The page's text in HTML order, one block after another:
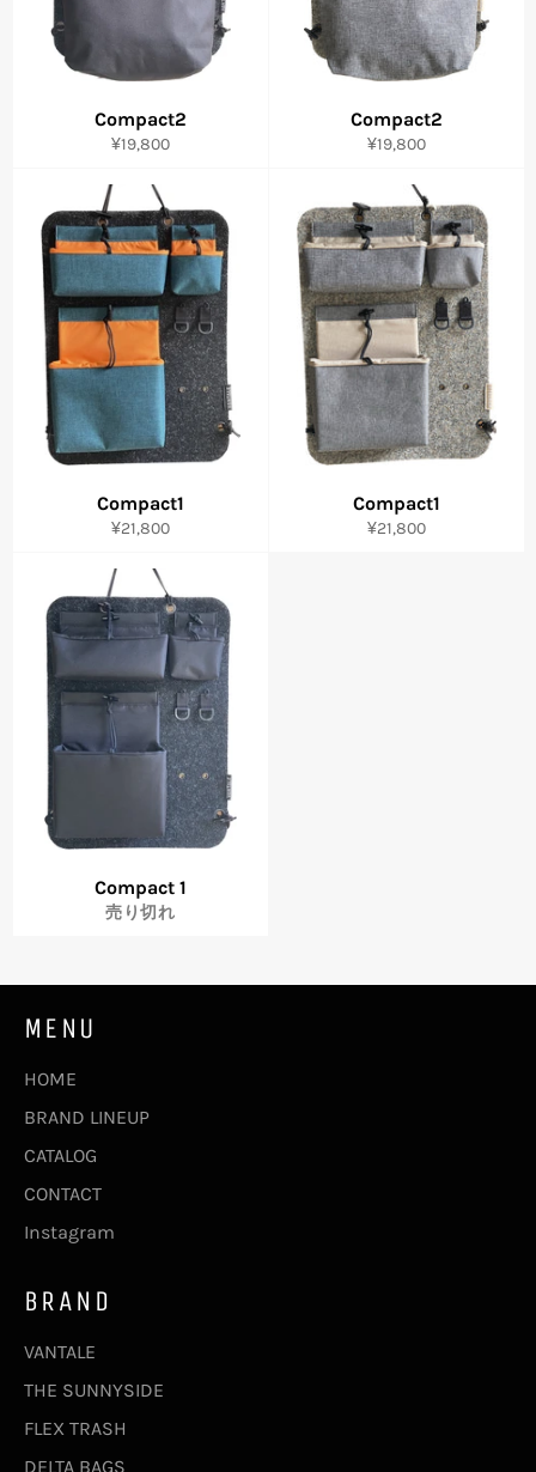
Compact2
通
価
格
¥19,800
Compact2
通
格
¥19,800
Compact1
通
価
格
¥21,800
Compact1
通
¥21,800
Compact 1
売り切れ
MENU
HOME
BRAND LINEUP
CATALOG
CONTACT
Instagram
BRAND
VANTALE
THE SUNNYSIDE
FLEX TRASH
DELTA BAGS